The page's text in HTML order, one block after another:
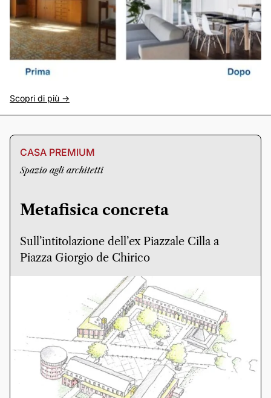
Scopri di più ->
CASA PREMIUM
Spazio agli architetti
Metafisica concreta
Sull’intitolazione dell’ex Piazzale Cilla a
Piazza Giorgio de Chirico